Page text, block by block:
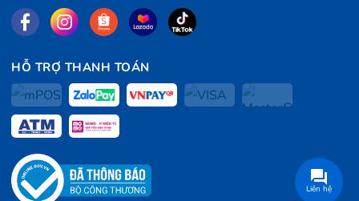
HỖ TRỢ THANH TOÁN
Liên hệ